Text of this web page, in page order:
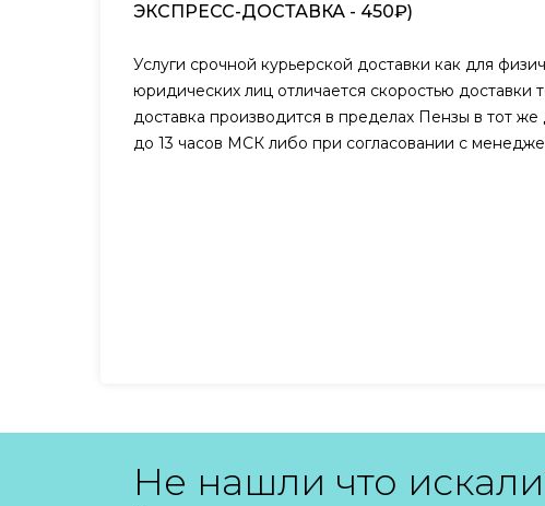
ЭКСПРЕСС-ДОСТАВКА - 450₽)
Услуги срочной курьерской доставки как для
юридических лиц отличается скоростью доставки
доставка производится в пределах Пензы в тот же
до 13 часов МСК либо при согласовании с
Не нашли что